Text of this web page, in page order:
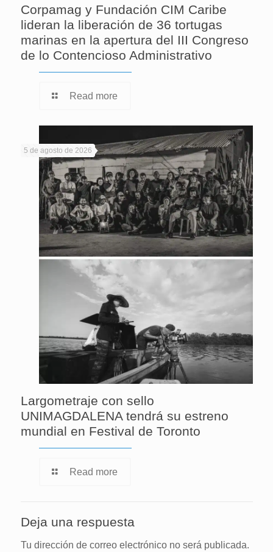
Corpamag y Fundación CIM Caribe
lideran la liberación de 36 tortugas
marinas en la apertura del III Congreso
de lo Contencioso Administrativo
Read more
5 de agosto de 2026
Largometraje con sello
UNIMAGDALENA tendrá su estreno
mundial en Festival de Toronto
Read more
Deja una respuesta
Tu dirección de correo electrónico no será publicada.